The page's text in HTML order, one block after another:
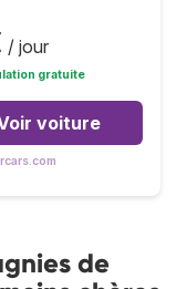
/ jour
gratuite
voiture
de